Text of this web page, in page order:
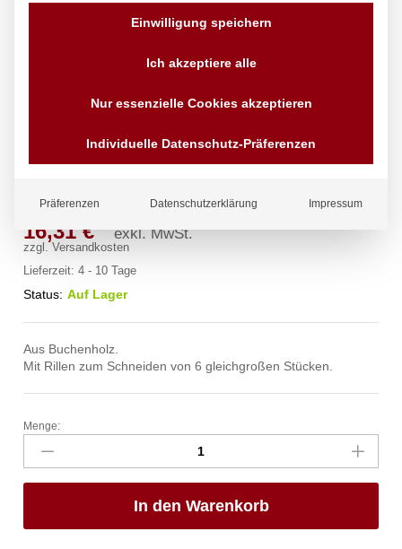
16,31€ exkl. MwSt.
zzgl.Versandkosten
Lieferzeit:4 - 10 Tage
Status: Auf Lager
Aus Buchenholz.
Mit Rillen zum Schneiden von 6 gleichgroßen Stücken.
Pizzabretter,
HENDI,
ø450mm
Anzahl
Menge:
In den Warenkorb
Einwilligung speichern
Ich akzeptiere alle
Nur essenzielle Cookies akzeptieren
Individuelle Datenschutz-Präferenzen
Präferenzen Datenschutzerklärung Impressum